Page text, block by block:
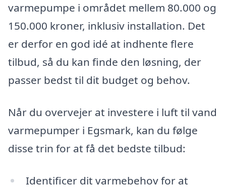
varmepumpe i området mellem 80.000 og
150.000 kroner, inklusiv installation. Det
er derfor en god idé at indhente flere
tilbud, så du kan finde den løsning, der
passer bedst til dit budget og behov.
Når du overvejer at investere i luft til vand
varmepumper i Egsmark, kan du følge
disse trin for at få det bedste tilbud:
Identificer dit varmebehov for at